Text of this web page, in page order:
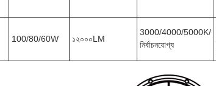
100/80/60W ১২০০০LM
3000/4000/5000K/
নির্বাচনযোগ্য